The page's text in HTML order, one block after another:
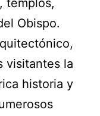
templos,
Obispo.
visitantes la
historia y